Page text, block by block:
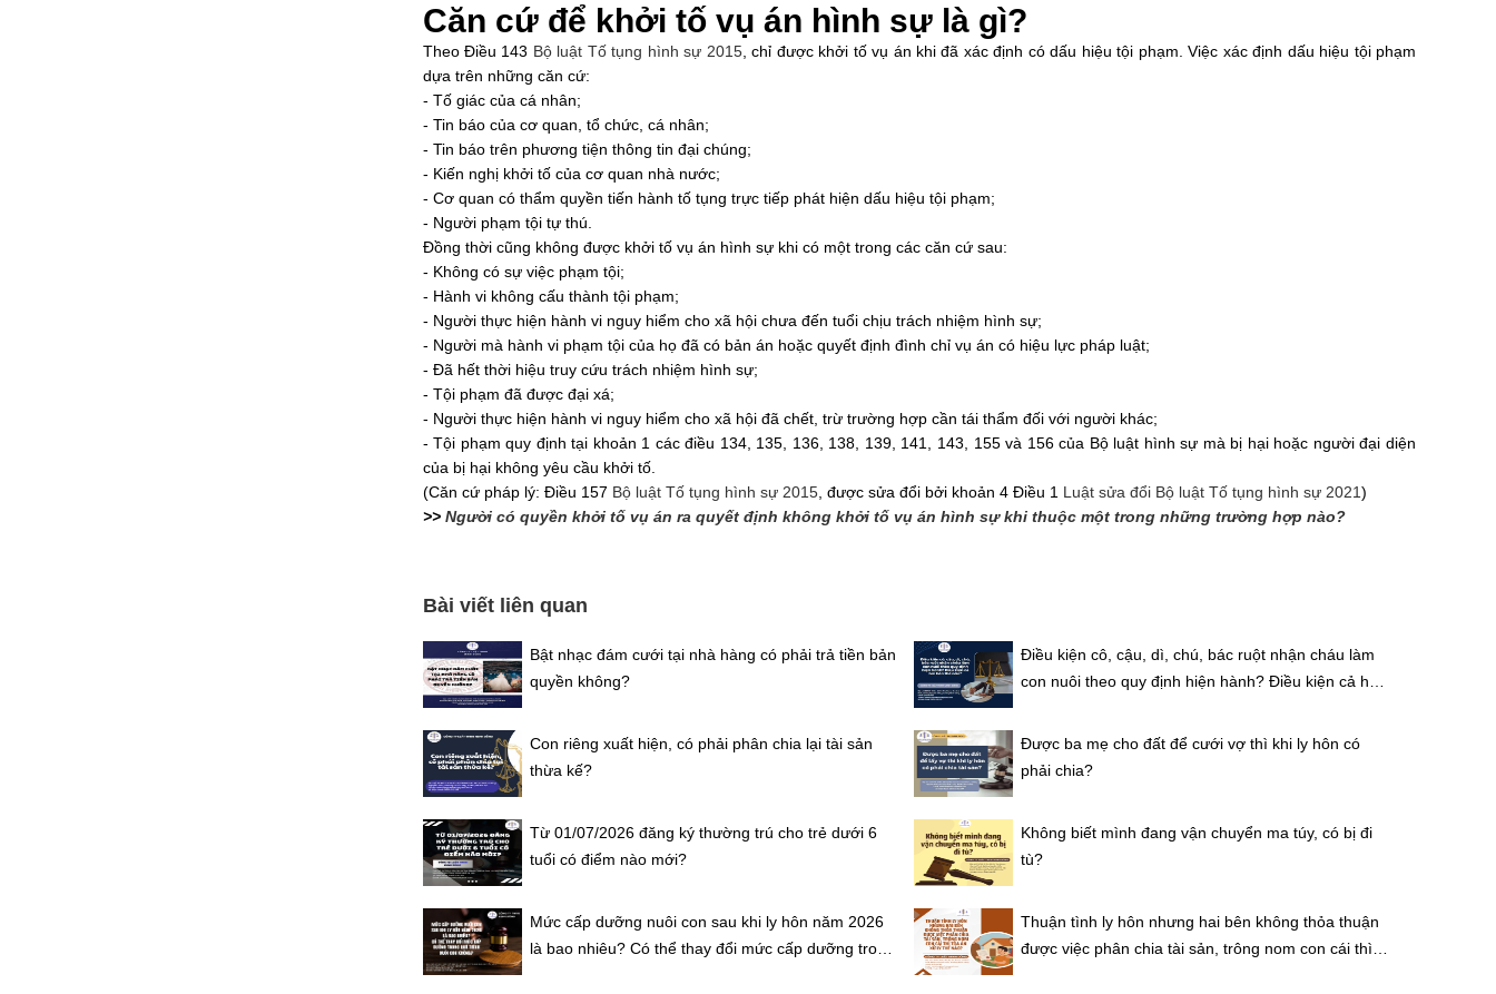
Căn cứ để khởi tố vụ án hình sự là gì?
Theo Điều 143 Bộ luật Tố tụng hình sự 2015, chỉ được khởi tố vụ án khi đã xác định có dấu hiệu tội phạm. Việc xác định dấu hiệu tội phạm
dựa trên những căn cứ:
- Tố giác của cá nhân;
- Tin báo của cơ quan, tổ chức, cá nhân;
- Tin báo trên phương tiện thông tin đại chúng;
- Kiến nghị khởi tố của cơ quan nhà nước;
- Cơ quan có thẩm quyền tiến hành tố tụng trực tiếp phát hiện dấu hiệu tội phạm;
- Người phạm tội tự thú.
Đồng thời cũng không được khởi tố vụ án hình sự khi có một trong các căn cứ sau:
- Không có sự việc phạm tội;
- Hành vi không cấu thành tội phạm;
- Người thực hiện hành vi nguy hiểm cho xã hội chưa đến tuổi chịu trách nhiệm hình sự;
- Người mà hành vi phạm tội của họ đã có bản án hoặc quyết định đình chỉ vụ án có hiệu lực pháp luật;
- Đã hết thời hiệu truy cứu trách nhiệm hình sự;
- Tội phạm đã được đại xá;
- Người thực hiện hành vi nguy hiểm cho xã hội đã chết, trừ trường hợp cần tái thẩm đối với người khác;
- Tội phạm quy định tại khoản 1 các điều 134, 135, 136, 138, 139, 141, 143, 155 và 156 của Bộ luật hình sự mà bị hại hoặc người đại diện
của bị hại không yêu cầu khởi tố.
(Căn cứ pháp lý: Điều 157 Bộ luật Tố tụng hình sự 2015, được sửa đổi bởi khoản 4 Điều 1 Luật sửa đổi Bộ luật Tố tụng hình sự 2021)
>> Người có quyền khởi tố vụ án ra quyết định không khởi tố vụ án hình sự khi thuộc một trong những trường hợp nào?
Bài viết liên quan
Bật nhạc đám cưới tại nhà hàng có phải trả tiền bản
quyền không?
Điều kiện cô, cậu, dì, chú, bác ruột nhận cháu làm
con nuôi theo quy định hiện hành? Điều kiện cả hai
Con riêng xuất hiện, có phải phân chia lại tài sản
thừa kế?
Được ba mẹ cho đất để cưới vợ thì khi ly hôn có
phải chia?
Từ 01/07/2026 đăng ký thường trú cho trẻ dưới 6
tuổi có điểm nào mới?
Không biết mình đang vận chuyển ma túy, có bị đi
tù?
Mức cấp dưỡng nuôi con sau khi ly hôn năm 2026
là bao nhiêu? Có thể thay đổi mức cấp dưỡng trong
Thuận tình ly hôn nhưng hai bên không thỏa thuận
được việc phân chia tài sản, trông nom con cái thì